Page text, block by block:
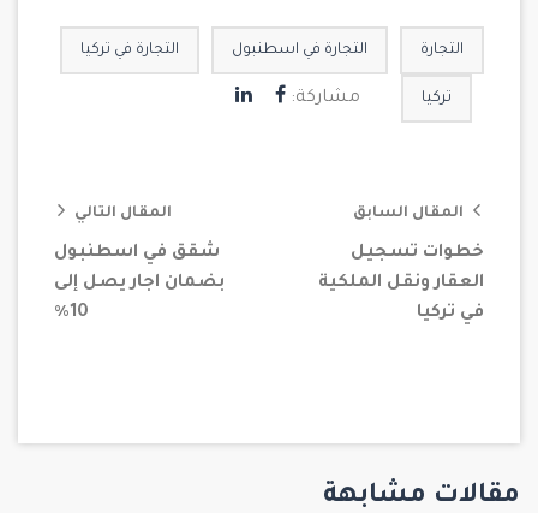
التجارة التجارة في اسطنبول التجارة في تركيا
تركيا مشاركة:
المقال السابق
خطوات تسجيل
العقار ونقل الملكية
في تركيا
المقال التالي
شقق في اسطنبول
بضمان اجار يصل إلى
10٪
مقالات مشابهة